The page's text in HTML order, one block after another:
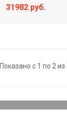
31982 руб.
Показано с 1 по 2